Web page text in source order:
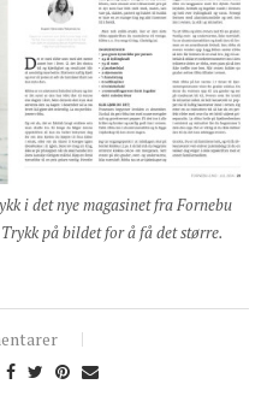
i det nye magasinet fra Fornebu
på bildet for å få det større.